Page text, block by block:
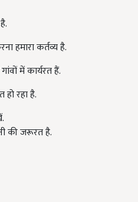
हमारा कर्तव्य है.
में कार्यरत हैं.
हो रहा है.
की जरूरत है.